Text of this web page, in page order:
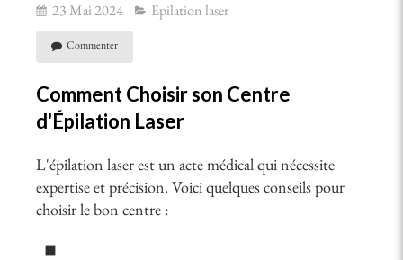
23 Mai 2024 Epilation laser
Commenter
Comment Choisir son Centre
d'Épilation Laser
L'épilation laser est un acte médical qui nécessite
expertise et précision. Voici quelques conseils pour
choisir le bon centre :